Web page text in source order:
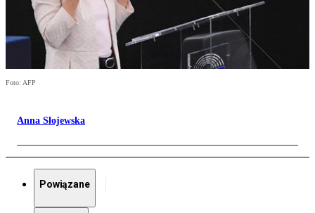
Foto: AFP
Anna Słojewska
Powiązane